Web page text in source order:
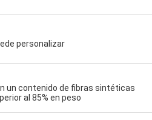
personalizar
un contenido de fibras sintéticas
al 85% en peso